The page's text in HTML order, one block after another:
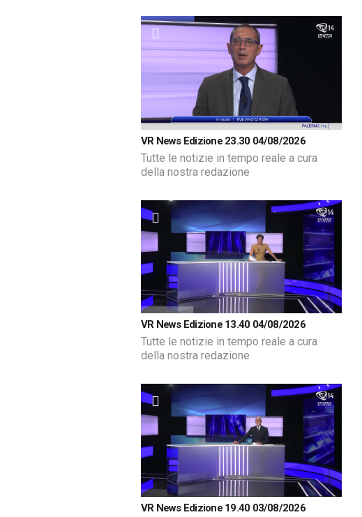
VR News Edizione 23.30 04/08/2026
Tutte le notizie in tempo reale a cura
della nostra redazione
VR News Edizione 13.40 04/08/2026
Tutte le notizie in tempo reale a cura
della nostra redazione
VR News Edizione 19.40 03/08/2026